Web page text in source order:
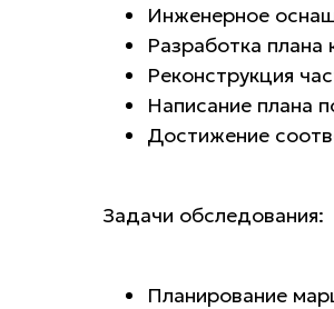
Инженерное
Разработка плана
Реконструкция
Написание плана
Достижение
Задачи обследования:
Планирование